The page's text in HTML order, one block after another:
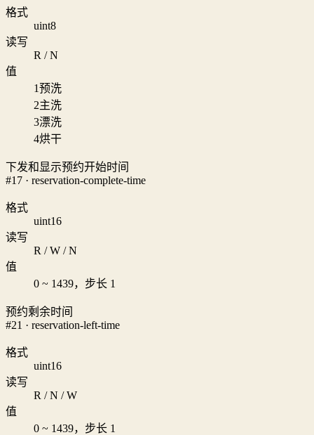
格式
uint8
读写
R / N
值
1预洗
2主洗
3漂洗
4烘干
下发和显示预约开始时间
#17 · reservation-complete-time
格式
uint16
读写
R / W / N
值
0 ~ 1439，步长 1
预约剩余时间
#21 · reservation-left-time
格式
uint16
读写
R / N / W
值
0 ~ 1439，步长 1